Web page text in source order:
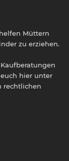
Müttern
zu erziehen.
hier unter
rechtlichen